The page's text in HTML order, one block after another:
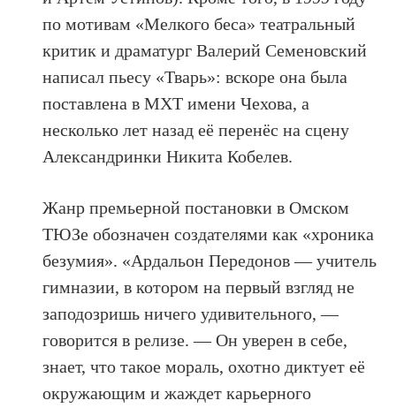
по мотивам «Мелкого беса» театральный
критик и драматург Валерий Семеновский
написал пьесу «Тварь»: вскоре она была
поставлена в МХТ имени Чехова, а
несколько лет назад её перенёс на сцену
Александринки Никита Кобелев.
Жанр премьерной постановки в Омском
ТЮЗе обозначен создателями как «хроника
безумия». «Ардальон Передонов — учитель
гимназии, в котором на первый взгляд не
заподозришь ничего удивительного, —
говорится в релизе. — Он уверен в себе,
знает, что такое мораль, охотно диктует её
окружающим и жаждет карьерного